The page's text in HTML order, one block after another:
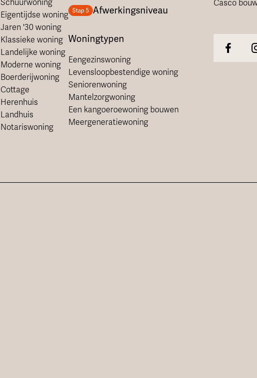
Schuurwoning
Eigentijdse woning
Jaren '30 woning
Klassieke woning
Landelijke woning
Moderne woning
Boerderijwoning
Cottage
Herenhuis
Landhuis
Notariswoning
Stap 5 Afwerkingsniveau
Woningtypen
Eengezinswoning
Levensloopbestendige woning
Seniorenwoning
Mantelzorgwoning
Een kangoeroewoning bouwen
Meergeneratiewoning
Casco